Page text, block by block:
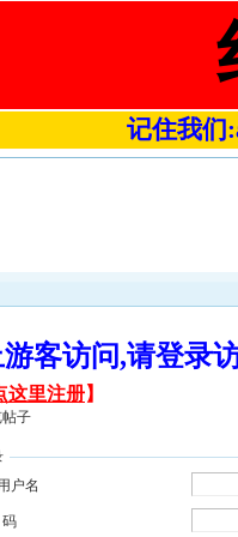
记住我们
游客访问,请登
这里注册】
子
户名